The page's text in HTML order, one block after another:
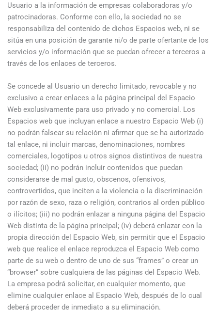
Usuario a la información de empresas colaboradoras y/o
patrocinadoras. Conforme con ello, la sociedad no se
responsabiliza del contenido de dichos Espacios web, ni se
sitúa en una posición de garante ni/o de parte ofertante de los
servicios y/o información que se puedan ofrecer a terceros a
través de los enlaces de terceros.
Se concede al Usuario un derecho limitado, revocable y no
exclusivo a crear enlaces a la página principal del Espacio
Web exclusivamente para uso privado y no comercial. Los
Espacios web que incluyan enlace a nuestro Espacio Web (i)
no podrán falsear su relación ni afirmar que se ha autorizado
tal enlace, ni incluir marcas, denominaciones, nombres
comerciales, logotipos u otros signos distintivos de nuestra
sociedad; (ii) no podrán incluir contenidos que puedan
considerarse de mal gusto, obscenos, ofensivos,
controvertidos, que inciten a la violencia o la discriminación
por razón de sexo, raza o religión, contrarios al orden público
o ilícitos; (iii) no podrán enlazar a ninguna página del Espacio
Web distinta de la página principal; (iv) deberá enlazar con la
propia dirección del Espacio Web, sin permitir que el Espacio
web que realice el enlace reproduzca el Espacio Web como
parte de su web o dentro de uno de sus “frames” o crear un
“browser” sobre cualquiera de las páginas del Espacio Web.
La empresa podrá solicitar, en cualquier momento, que
elimine cualquier enlace al Espacio Web, después de lo cual
deberá proceder de inmediato a su eliminación.